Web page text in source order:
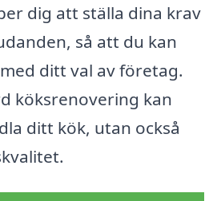
dig att ställa dina krav
så att du kan
ditt val av företag.
köksrenovering kan
ditt kök, utan också